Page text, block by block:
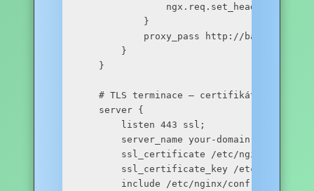
ngx.req.set_header("X-
            }
proxy_pass http://
        }
    }
# TLS terminace – certifikát bude
    server {
        listen 443 ssl;
        server_name your-domain.com;
ssl_certificate /etc/nginx/ssl/
ssl_certificate_key /etc/nginx/
include /etc/nginx/conf.d/